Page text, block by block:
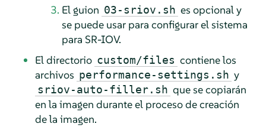
El guion 03-sriov.sh es opcional y
se puede usar para configurar el sistema
para SR-IOV.
El directorio custom/files contiene los
archivos performance-settings.sh y
sriov-auto-filler.sh que se copiarán
en la imagen durante el proceso de creación
de la imagen.